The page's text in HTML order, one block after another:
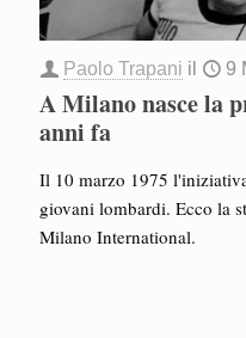
Paolo Trapani il 9
A Milano nasce la
anni fa
Il 10 marzo 1975
giovani lombardi. Ecco la
Milano International.